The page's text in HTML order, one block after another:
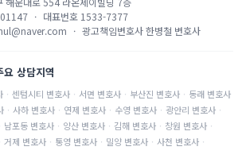
· 대표번호 1533-7377
· 광고책임변호사한병철 변호사
상담지역
· 센텀시티 변호사 · 서면 변호사 · 부산진 변호사 · 동래 변호사
· 사하 변호사 · 연제 변호사 · 수영 변호사 · 광안리 변호사 ·
남포동 변호사 · 양산 변호사 · 김해 변호사 · 창원 변호사 ·
거제 변호사 · 통영 변호사 · 밀양 변호사 · 사천 변호사 ·